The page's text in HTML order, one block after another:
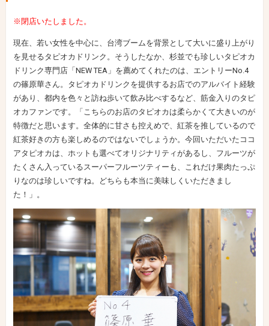
※閉店いたしました。
現在、若い女性を中心に、台湾ブームを背景として大いに盛り上がり
を見せるタピオカドリンク。そうしたなか、杉並でも珍しいタピオカ
ドリンク専門店「NEW TEA」を薦めてくれたのは、エントリーNo.4
の篠原華さん。タピオカドリンクを提供するお店でのアルバイト経験
があり、都内を色々と訪ね歩いて飲み比べするなど、筋金入りのタピ
オカファンです。「こちらのお店のタピオカは柔らかくて大きいのが
特徴だと思います。全体的に甘さも控えめで、紅茶を推しているので
紅茶好きの方も楽しめるのではないでしょうか。今回いただいたココ
アタピオカは、ホットも選べてオリジナリティがあるし、フルーツが
たくさん入っているスーパーフルーツティーも、これだけ果肉たっぷ
りなのは珍しいですね。どちらも本当に美味しくいただきまし
た！」。